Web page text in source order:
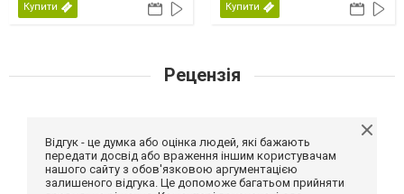
Купити Купити
Рецензія
Відгук - це думка або оцінка людей, які бажають
передати досвід або враження іншим користувачам
нашого сайту з обов'язковою аргументацією
залишеного відгука. Це допоможе багатьом прийняти